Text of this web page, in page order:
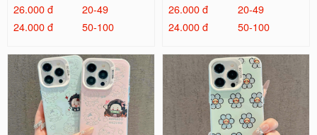
26.000 đ
20-49
24.000 đ
50-100
26.000 đ
20-49
24.000 đ
50-100